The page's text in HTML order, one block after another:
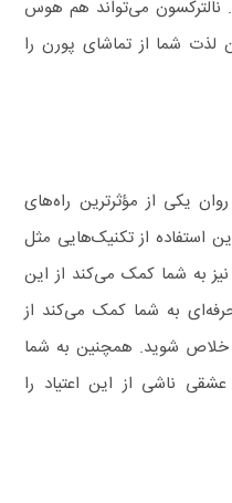
نالترکسون می‌تواند هم هوس
لذت شما از تماشای پورن را
یکی از مؤثرترین راه‌های
استفاده از تکنیک‌هایی مثل
به شما کمک می‌کند از این
به شما کمک می‌کند از
شوید. همچنین به شما
ناشی از این اعتیاد را